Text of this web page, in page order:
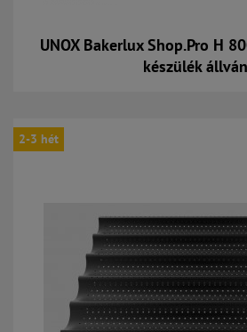
UNOX Bakerlux Shop.Pro H
készülékKosárba
2-3 hét